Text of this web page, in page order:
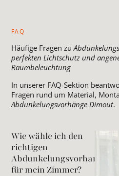
FAQ
Häufige Fragen zu
perfekten Lichtschutz und
Raumbeleuchtung
In unserer FAQ-Sektion
Fragen rund um Material,
Abdunkelungsvorhänge Dimout.
Wie wähle ich den
richtigen
Abdunkelungsvorhang
für mein Zimmer?